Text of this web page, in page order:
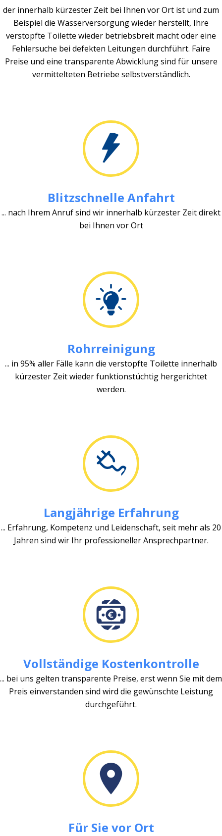
der innerhalb kürzester Zeit bei Ihnen vor Ort ist und zum
Beispiel die Wasserversorgung wieder herstellt, Ihre
verstopfte Toilette wieder betriebsbreit macht oder eine
Fehlersuche bei defekten Leitungen durchführt. Faire
Preise und eine transparente Abwicklung sind für unsere
vermittelteten Betriebe selbstverständlich.
Blitzschnelle Anfahrt
... nach Ihrem Anruf sind wir innerhalb kürzester Zeit direkt
bei Ihnen vor Ort
Rohrreinigung
... in 95% aller Fälle kann die verstopfte Toilette innerhalb
kürzester Zeit wieder funktionstüchtig hergerichtet
werden.
Langjährige Erfahrung
... Erfahrung, Kompetenz und Leidenschaft, seit mehr als 20
Jahren sind wir Ihr professioneller Ansprechpartner.
Vollständige Kostenkontrolle
... bei uns gelten transparente Preise, erst wenn Sie mit dem
Preis einverstanden sind wird die gewünschte Leistung
durchgeführt.
Für Sie vor Ort